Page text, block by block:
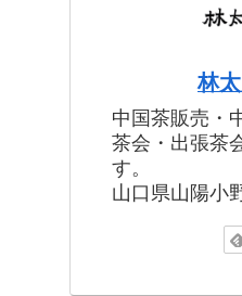
林
中国茶販売・
茶会・出張茶
す。
山口県山陽小